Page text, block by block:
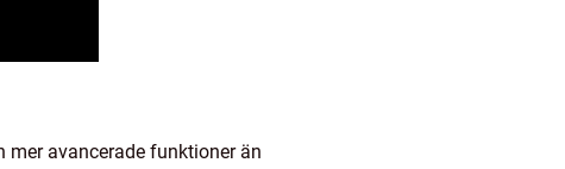
mer avancerade funktioner än